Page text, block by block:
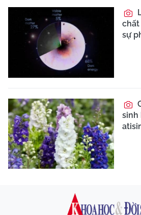
chất
sự
sinh